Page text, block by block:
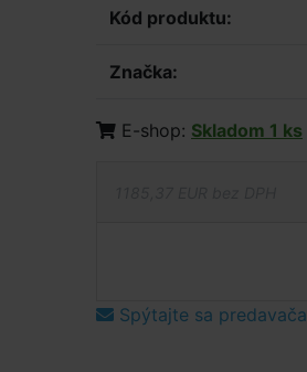
Kód produktu:
Značka:
E-shop: Skladom 1 ks
Spýtajte sa predavača